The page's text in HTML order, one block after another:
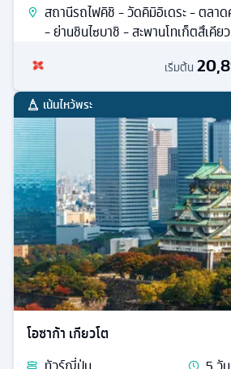
สถานีรถไฟคิชิ - วัดคิมิอิเดระ - ตลาด
- ย่านชินไซบาชิ - สะพานโทเก็ตสึเคีย
เริ่มต้น
เน้นไหว้พระ
โอซาก้า เกียวโต